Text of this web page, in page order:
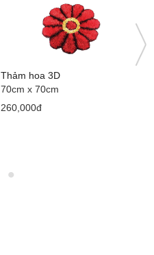
Thảm hoa 3D
70cm x 70cm
260,000đ